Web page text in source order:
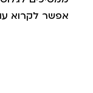
כיור שעולה על גדותיו
אפשר לקרוא